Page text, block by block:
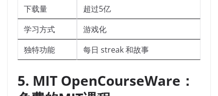
下载量
超过5亿
学习方式
游戏化
独特功能
每日 streak 和故事
5. MIT OpenCourseWare：